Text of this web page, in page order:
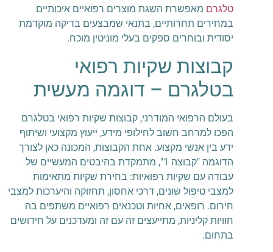
טלגרם מאפשרת השגת מוצרים רפואיים איכותיים
במחירים תחרותיים, בתנאי שמבצעים בדיקה מוקדמת
יסודית ובוחרים ספקים בעלי מוניטין מוכח.
קבוצות שקיות רפואי
בטלגרם – דוגמה מעשית
בעולם הרפואי המודרני, קבוצות שקיות רפואי בטלגרם
הפכו למרחב חשוב לחילופי מידע, ייעוץ מקצועי ושיתוף
ידע בין אנשי מקצוע. אחת הקבוצות, המכונה כאן לצורך
הדוגמה "קבוצה 1", מתמקדת בהיבטים המעשיים של
עבודה עם שקיות רפואיות: בחירת שקיות מתאימות
למצבי טיפול שונים, דרכי אחסון, תחזוקה והיערכות למצבי
חירום. רופאים, אחיות וטכנאים רפואיים משתפים בה
חוויות קליניות, מתייעצים זה עם זה ומעדכנים על חידושים
בתחום.